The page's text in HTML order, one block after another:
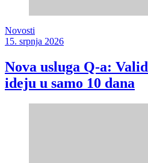
Novosti
15. srpnja 2026
Nova usluga Q-a:
ideju u samo 10 dana